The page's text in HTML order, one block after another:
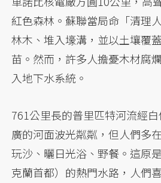
紅色森林。蘇聯當局命「清理
林木、堆入壕溝，並以土壤覆
苗。然而，許多人擔憂木材腐
入地下水系統。
761公里長的普里匹特河流經
廣的河面波光粼粼，但人們多
玩沙、曬日光浴、野餐。這原
克蘭首都）的熱門水路，人們